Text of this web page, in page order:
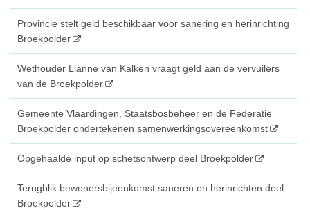
Provincie stelt geld beschikbaar voor sanering en herinrichting
Broekpolder
Wethouder Lianne van Kalken vraagt geld aan de vervuilers
van de Broekpolder
Gemeente Vlaardingen, Staatsbosbeheer en de Federatie
Broekpolder ondertekenen samenwerkingsovereenkomst
Opgehaalde input op schetsontwerp deel Broekpolder
Terugblik bewonersbijeenkomst saneren en herinrichten deel
Broekpolder